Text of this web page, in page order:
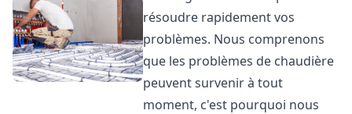
résoudre rapidement vos
problèmes. Nous comprenons
que les problèmes de chaudière
peuvent survenir à tout
moment, c'est pourquoi nous